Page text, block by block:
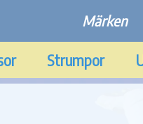
Märken
Strumpor